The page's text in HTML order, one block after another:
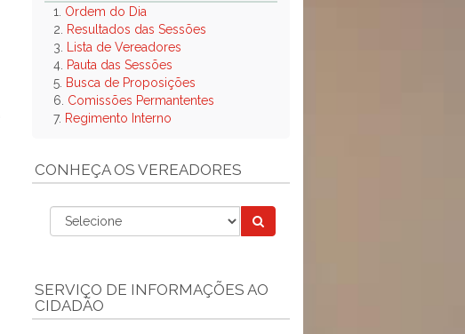
1. Ordem do Dia
2.
Resultados das Sessões
3.
Lista de Vereadores
4. Pauta das Sessões
5. Busca de Proposições
6. Comissões Permantentes
7. Regimento Interno
CONHEÇA OS VEREADORES
SERVIÇO DE INFORMAÇÕES AO
CIDADÃO